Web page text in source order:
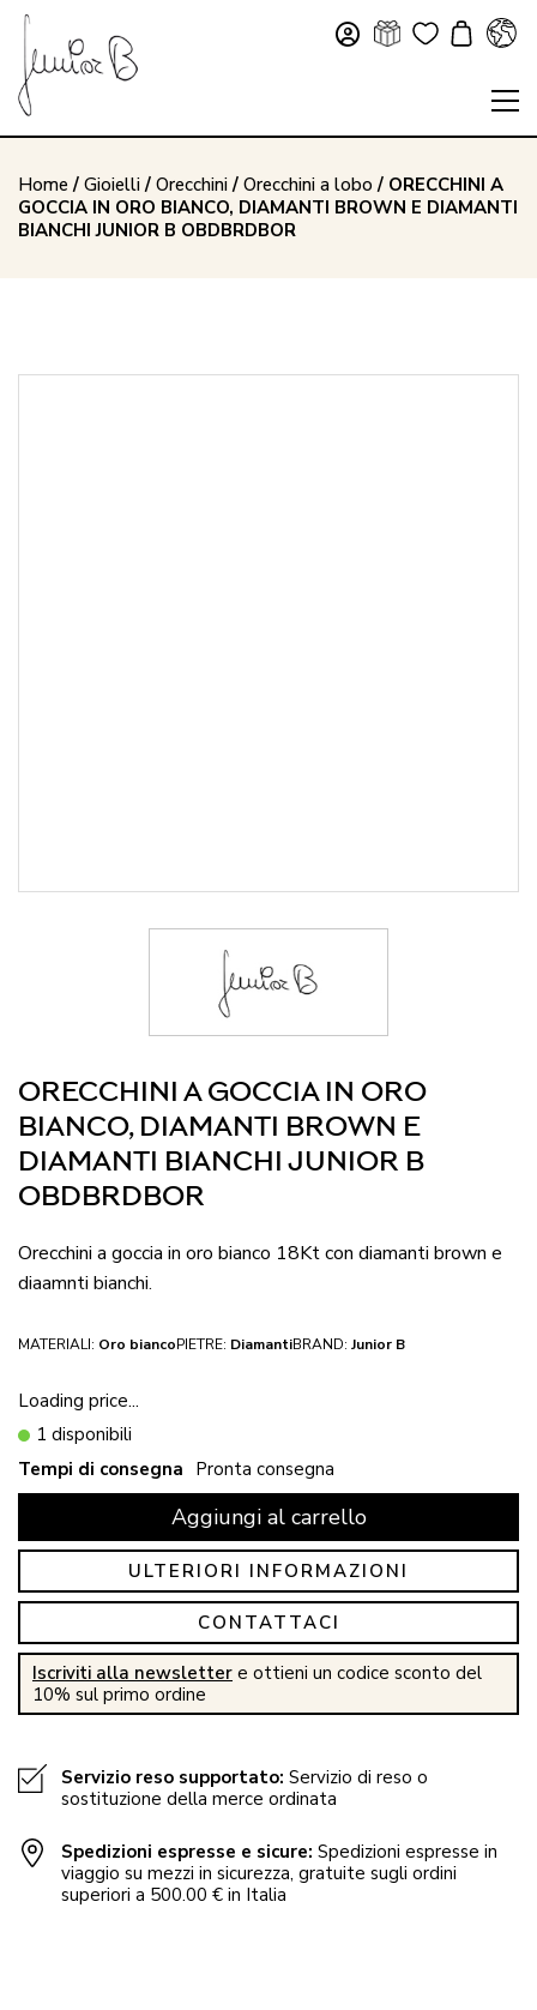
Home / Gioielli/ Orecchini/ Orecchini a lobo / ORECCHINI A
GOCCIA IN ORO BIANCO, DIAMANTI BROWN E DIAMANTI
BIANCHI JUNIOR B OBDBRDBOR
ORECCHINI A GOCCIA IN ORO
BIANCO, DIAMANTI BROWN E
DIAMANTI BIANCHI JUNIOR B
OBDBRDBOR
Orecchini a goccia in oro bianco 18Kt con diamanti brown e
diaamnti bianchi.
MATERIALI: Oro biancoPIETRE: DiamantiBRAND: Junior B
Loading price...
1 disponibili
Tempi di consegna Pronta consegna
Aggiungi al carrello
ULTERIORI INFORMAZIONI
CONTATTACI
Iscriviti alla newsletter e ottieni un codice sconto del
10% sul primo ordine
Servizio reso supportato: Servizio di reso o
sostituzione della merce ordinata
Spedizioni espresse e sicure: Spedizioni espresse in
viaggio su mezzi in sicurezza, gratuite sugli ordini
superiori a 500.00 € in Italia